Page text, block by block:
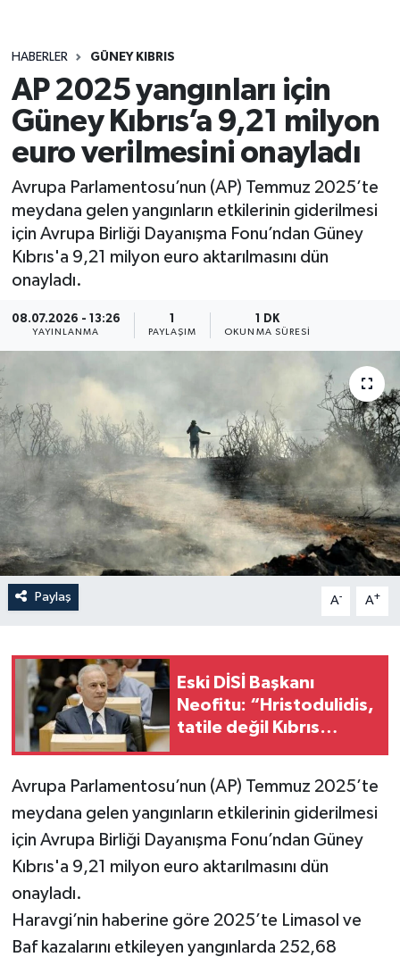
HABERLER GÜNEY KIBRIS
AP 2025 yangınları için
Güney Kıbrıs’a 9,21 milyon
euro verilmesini onayladı
Avrupa Parlamentosu’nun (AP) Temmuz 2025’te
meydana gelen yangınların etkilerinin giderilmesi
için Avrupa Birliği Dayanışma Fonu’ndan Güney
Kıbrıs'a 9,21 milyon euro aktarılmasını dün
onayladı.
08.07.2026 - 13:26
YAYINLANMA
1
PAYLAŞIM
1 DK
OKUNMA SÜRESI
Paylaş A- A+
Eski DİSİ Başkanı
Neofitu: “Hristodulidis,
tatile değil Kıbrıs
Avrupa Parlamentosu’nun (AP) Temmuz 2025’te
meydana gelen yangınların etkilerinin giderilmesi
için Avrupa Birliği Dayanışma Fonu’ndan Güney
Kıbrıs'a 9,21 milyon euro aktarılmasını dün
onayladı.
Haravgi’nin haberine göre 2025’te Limasol ve
Baf kazalarını etkileyen yangınlarda 252,68